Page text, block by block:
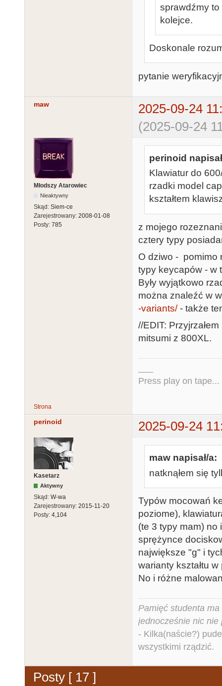
sprawdźmy
kolejce.
Doskonale
pytanie
maw
2025-09-24
(2025-09-24
Młodszy Atarowiec
Nieaktywny
Skąd: Siem-ce
Zarejestrowany: 2008-01-08
Posty: 785
perinoid
Klawiatur do
rzadki model
kształtem
z mojego
cztery typy
O dziwo - pomimo
typy keycapów - w
Były wyjątkowo
można znaleźć w
-variants/- także
//EDIT:
mitsumi z 800XL.
Press play on tape...
Strona
perinoid 2025-09-24
Kasetarz
Aktywny
Skąd: W-wa
Zarejestrowany: 2015-11-20
Posty: 4,104
maw napisał/a:
natknąłem się
Typów mocowań
poziome),
(te 3 typy mam)
sprężynce
największe "g" i
warianty kształtu
No i różne
Pamięć studenta
jednocześnie nic nie
- Kilka(naście?)
wszystkimi rządzić.
Posty [ 17 ]